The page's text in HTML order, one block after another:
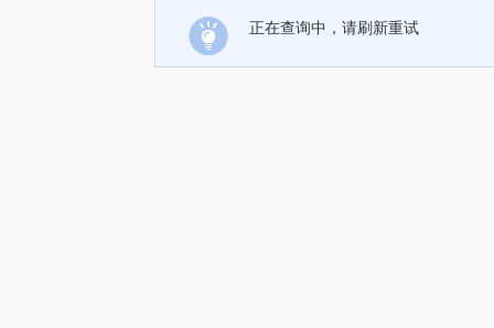
正在查询中，请刷新重试